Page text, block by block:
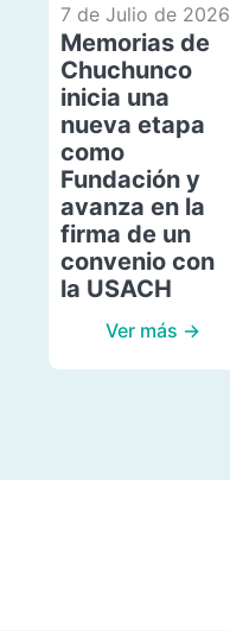
7 de Julio de 2026
Memorias de
Chuchunco
inicia una
nueva etapa
como
Fundación y
avanza en la
firma de un
convenio con
la USACH
Ver más →